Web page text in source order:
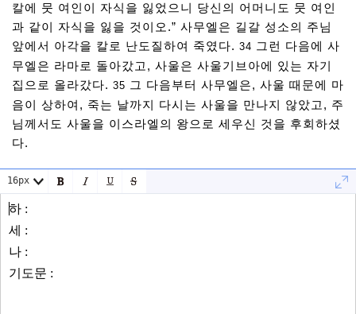
칼에 뭇 여인이 자식을 잃었으니 당신의 어머니도 뭇 여인
과 같이 자식을 잃을 것이오.” 사무엘은 길갈 성소의 주님
앞에서 아각을 칼로 난도질하여 죽였다. 34 그런 다음에 사
무엘은 라마로 돌아갔고, 사울은 사울기브아에 있는 자기
집으로 올라갔다. 35 그 다음부터 사무엘은, 사울 때문에 마
음이 상하여, 죽는 날까지 다시는 사울을 만나지 않았고, 주
님께서도 사울을 이스라엘의 왕으로 세우신 것을 후회하셨
다.
16px